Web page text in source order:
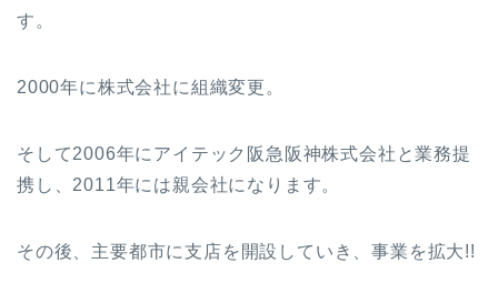
す。
2000年に株式会社に組織変更。
そして2006年にアイテック阪急阪神株式会社と業務提
携し、2011年には親会社になります。
その後、主要都市に支店を開設していき、事業を拡大!!